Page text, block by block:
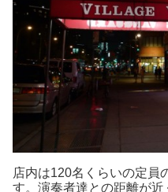
店内は120名くらいの定員
す。演奏者達との距離が